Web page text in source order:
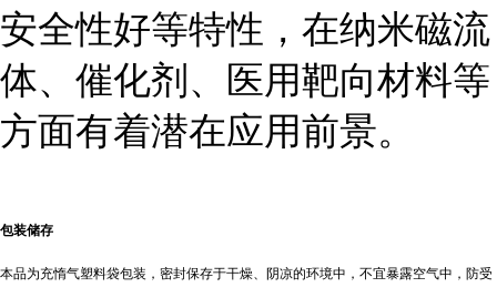
安全性好等特性，在纳米磁流
体、催化剂、医用靶向材料等
方面有着潜在应用前景。
包装储存
本品为充惰气塑料袋包装，密封保存于干燥、阴凉的环境中，不宜暴露空气中，防受